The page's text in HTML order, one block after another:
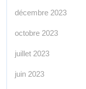
décembre 2023
octobre 2023
juillet 2023
juin 2023